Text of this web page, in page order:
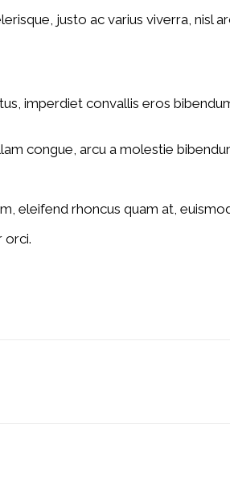
justo ac varius viverra, nisl
imperdiet convallis eros
congue, arcu a molestie
eleifend rhoncus quam at,
orci.